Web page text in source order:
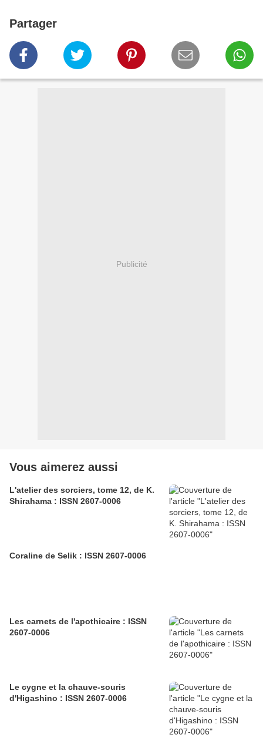
Partager
Publicité
Vous aimerez aussi
L'atelier des sorciers, tome 12, de K.
Shirahama : ISSN 2607-0006
Coraline de Selik : ISSN 2607-0006
Les carnets de l'apothicaire : ISSN
2607-0006
Le cygne et la chauve-souris
d'Higashino : ISSN 2607-0006